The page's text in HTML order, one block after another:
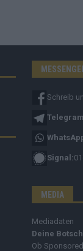
Schreib
Signal:
MEDIA
Mediadaten
Deine
Ob